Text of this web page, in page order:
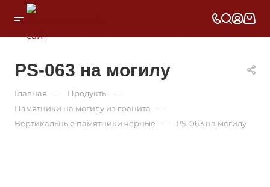
PS-063 на могилу
Главная — Продукты —
Памятники на могилу из гранита —
Вертикальные памятники чёрные — PS-063 на могилу